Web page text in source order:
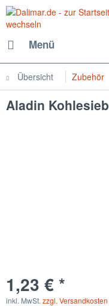
Menü
Übersicht Zubehör
Aladin Kohlesieb
1,23 € *
inkl. MwSt. zzgl. Versandkosten